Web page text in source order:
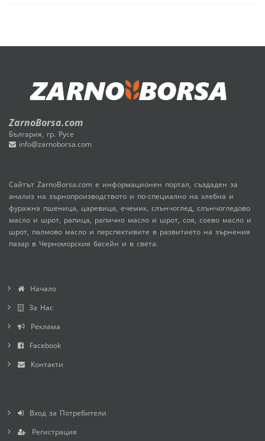
ZarnoBorsa.com
България, гр. Русе
info@zarnoborsa.com
Сайтът ZarnoBorsa.com е информационен портал, създаден за
анализ на зърнопроизводството и по-специално на хлебна и
фуражна пшеница, царевица, ечемик, слънчоглед, слънчогледово
масло и шрот, рапица, рапично масло и шрот, соя, соево масло и
шрот, палмово масло и перспективите в развитието на зърнения
пазар в Черноморския басейн и в света.
Начало
За Нас
Реклама
Facebook
Контакти
Вход за Потребители
Регистрация